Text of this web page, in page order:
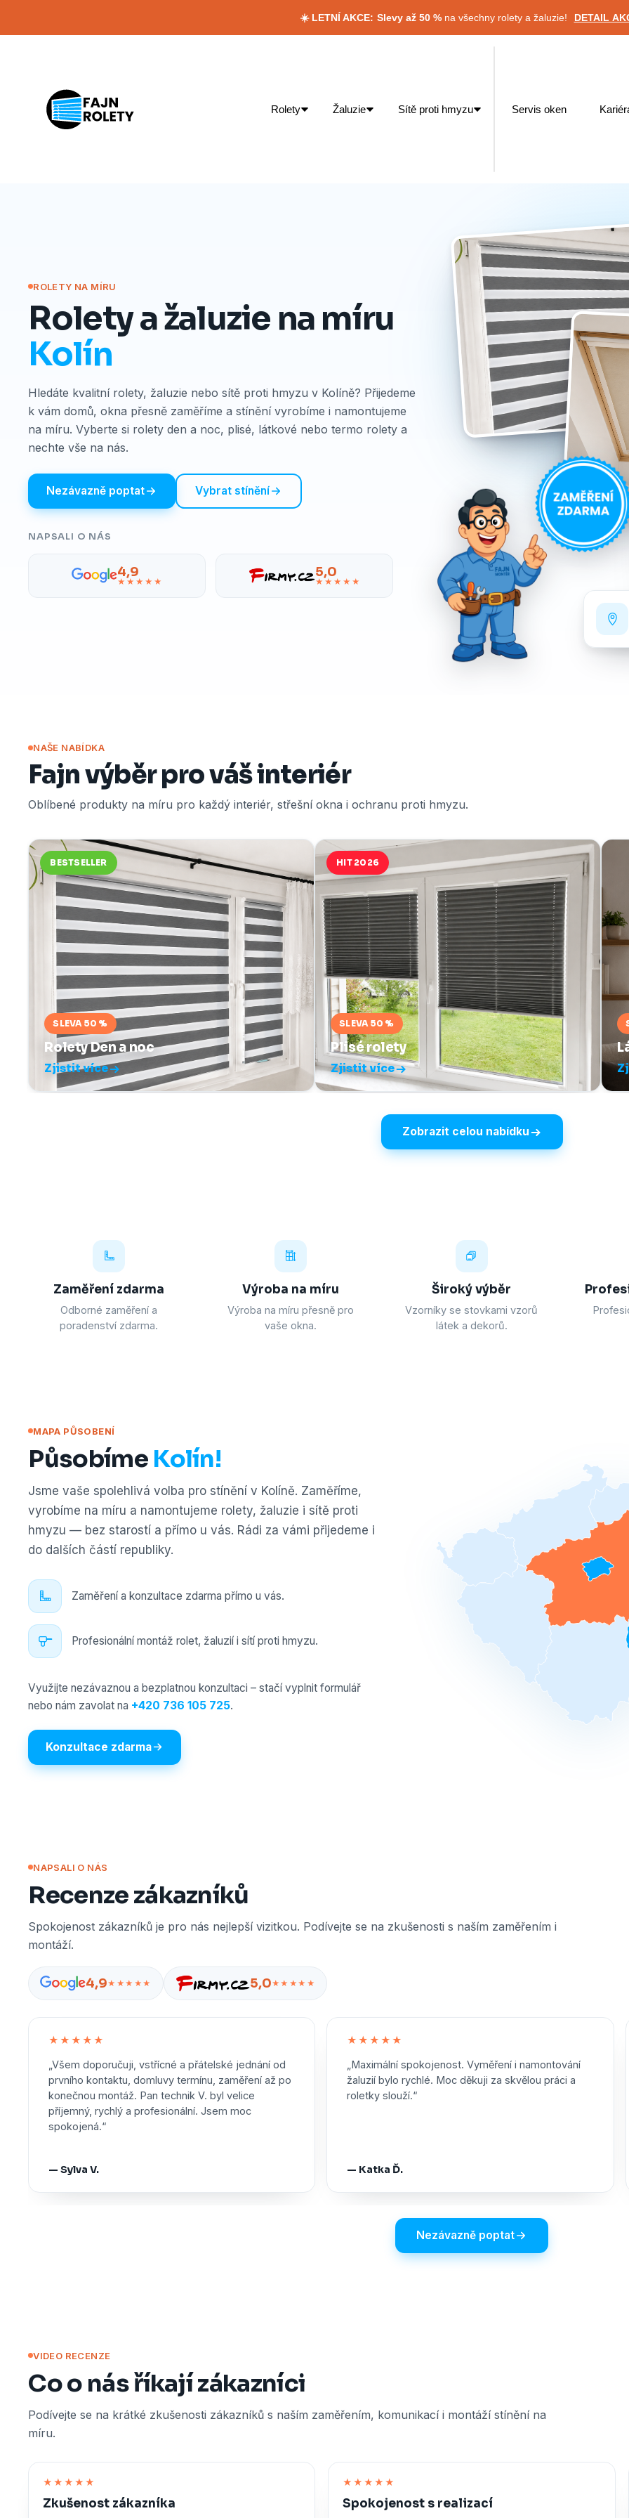
☀️ LETNÍ AKCE: Slevy až 50 %na všechny rolety a žaluzie! DETAIL
Rolety Žaluzie Sítě proti hmyzu Servis oken
ROLETY NA MÍRU
Rolety a žaluzie na míru
Kolín
Hledáte kvalitní rolety, žaluzie nebo sítě proti hmyzu v Kolíně? Přijedeme
k vám domů, okna přesně zaměříme a stínění vyrobíme i namontujeme
na míru. Vyberte si rolety den a noc, plisé, látkové nebo termo rolety a
nechte vše na nás.
Nezávazně poptat Vybrat stínění
NAPSALI O NÁS
4,9
★★★★★
5,0
★★★★★
NAŠE NABÍDKA
Fajn výběr pro váš interiér
Oblíbené produkty na míru pro každý interiér, střešní okna i ochranu proti hmyzu.
BESTSELLER
SLEVA 50 %
Rolety Den a noc
Zjistit více
HIT 2026
SLEVA 50 %
Plisé rolety
Zjistit více
Zobrazit celou nabídku
Zaměření zdarma
Odborné zaměření a
poradenství zdarma.
Výroba na míru
Výroba na míru přesně pro
vaše okna.
Široký výběr
Vzorníky se stovkami vzorů
látek a dekorů.
MAPA PŮSOBENÍ
Působíme Kolín!
Jsme vaše spolehlivá volba pro stínění v Kolíně. Zaměříme,
vyrobíme na míru a namontujeme rolety, žaluzie i sítě proti
hmyzu — bez starostí a přímo u vás. Rádi za vámi přijedeme i
do dalších částí republiky.
Zaměření a konzultace zdarma přímo u vás.
Profesionální montáž rolet, žaluzií i sítí proti hmyzu.
Využijte nezávaznou a bezplatnou konzultaci – stačí vyplnit formulář
nebo nám zavolat na +420 736 105 725.
Konzultace zdarma
NAPSALI O NÁS
Recenze zákazníků
Spokojenost zákazníků je pro nás nejlepší vizitkou. Podívejte se na zkušenosti s naším zaměřením i
montáží.
4,9★★★★★ 5,0★★★★★
★★★★★
„Všem doporučuji, vstřícné a přátelské jednání od
prvního kontaktu, domluvy termínu, zaměření až po
konečnou montáž. Pan technik V. byl velice
příjemný, rychlý a profesionální. Jsem moc
spokojená.“
— Sylva V.
★★★★★
„Maximální spokojenost. Vyměření i namontování
žaluzií bylo rychlé. Moc děkuji za skvělou práci a
roletky slouží.“
— Katka Ď.
Nezávazně poptat
VIDEO RECENZE
Co o nás říkají zákazníci
Podívejte se na krátké zkušenosti zákazníků s naším zaměřením, komunikací i montáží stínění na
míru.
★★★★★
Zkušenost zákazníka
★★★★★
Spokojenost s realizací